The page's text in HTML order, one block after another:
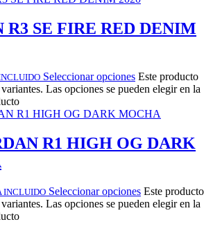
R3 SE FIRE RED DENIM
Seleccionar opciones Este producto
Las opciones se pueden elegir en la
R1 HIGH OG DARK
INCLUIDO Seleccionar opciones Este producto
Las opciones se pueden elegir en la